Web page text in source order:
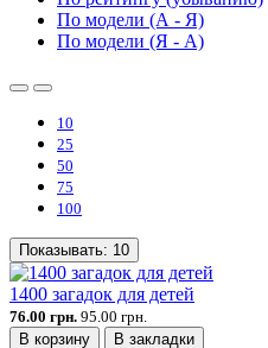
По модели (А - Я)
По модели (Я - А)
10
25
50
75
100
Показывать: 10
1400 загадок для детей
76.00 грн. 95.00 грн.
В корзину
В закладки